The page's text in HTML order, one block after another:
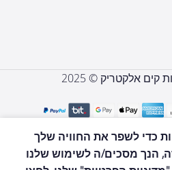
קים אלקטריק © 2025
כדי לשפר את החוויה שלך
הנך מסכים/ה לשימוש שלנו
הוספה לסל